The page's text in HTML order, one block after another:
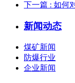
下一篇 : 如何
新闻动态
煤矿新闻
防爆行业
企业新闻